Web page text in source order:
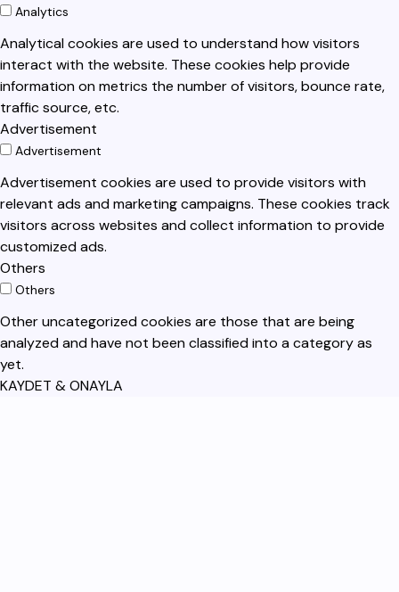
Analytics
Analytical cookies are used to understand how visitors
interact with the website. These cookies help provide
information on metrics the number of visitors, bounce rate,
traffic source, etc.
Advertisement
Advertisement
Advertisement cookies are used to provide visitors with
relevant ads and marketing campaigns. These cookies track
visitors across websites and collect information to provide
customized ads.
Others
Others
Other uncategorized cookies are those that are being
analyzed and have not been classified into a category as
yet.
KAYDET & ONAYLA